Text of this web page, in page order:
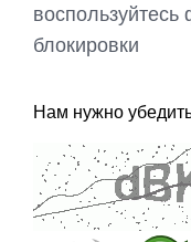
блокировки
Нам нужно